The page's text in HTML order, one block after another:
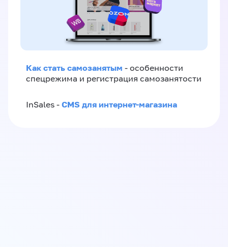
Как стать самозанятым - особенности
спецрежима и регистрация самозанятости
InSales - CMS для интернет-магазина